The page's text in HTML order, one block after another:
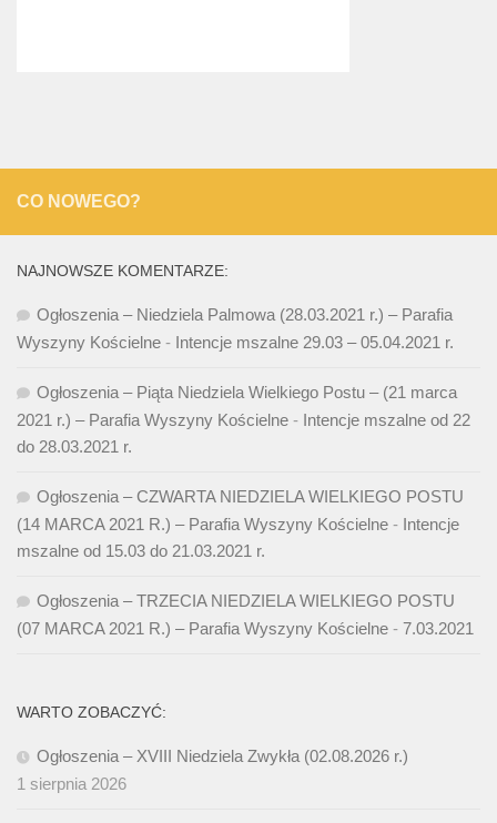
CO NOWEGO?
NAJNOWSZE KOMENTARZE:
Ogłoszenia – Niedziela Palmowa (28.03.2021 r.) – Parafia
Wyszyny Kościelne - Intencje mszalne 29.03 – 05.04.2021 r.
Ogłoszenia – Piąta Niedziela Wielkiego Postu – (21 marca
2021 r.) – Parafia Wyszyny Kościelne - Intencje mszalne od 22
do 28.03.2021 r.
Ogłoszenia – CZWARTA NIEDZIELA WIELKIEGO POSTU
(14 MARCA 2021 R.) – Parafia Wyszyny Kościelne - Intencje
mszalne od 15.03 do 21.03.2021 r.
Ogłoszenia – TRZECIA NIEDZIELA WIELKIEGO POSTU
(07 MARCA 2021 R.) – Parafia Wyszyny Kościelne - 7.03.2021
WARTO ZOBACZYĆ:
Ogłoszenia – XVIII Niedziela Zwykła (02.08.2026 r.)
1 sierpnia 2026